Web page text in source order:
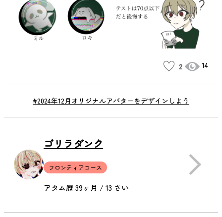
#2024年12月オリジナルアバターをデザインしよう
2 14
ゴリラダンク
フロンティアコース
アタム歴 39ヶ月 / 13 さい